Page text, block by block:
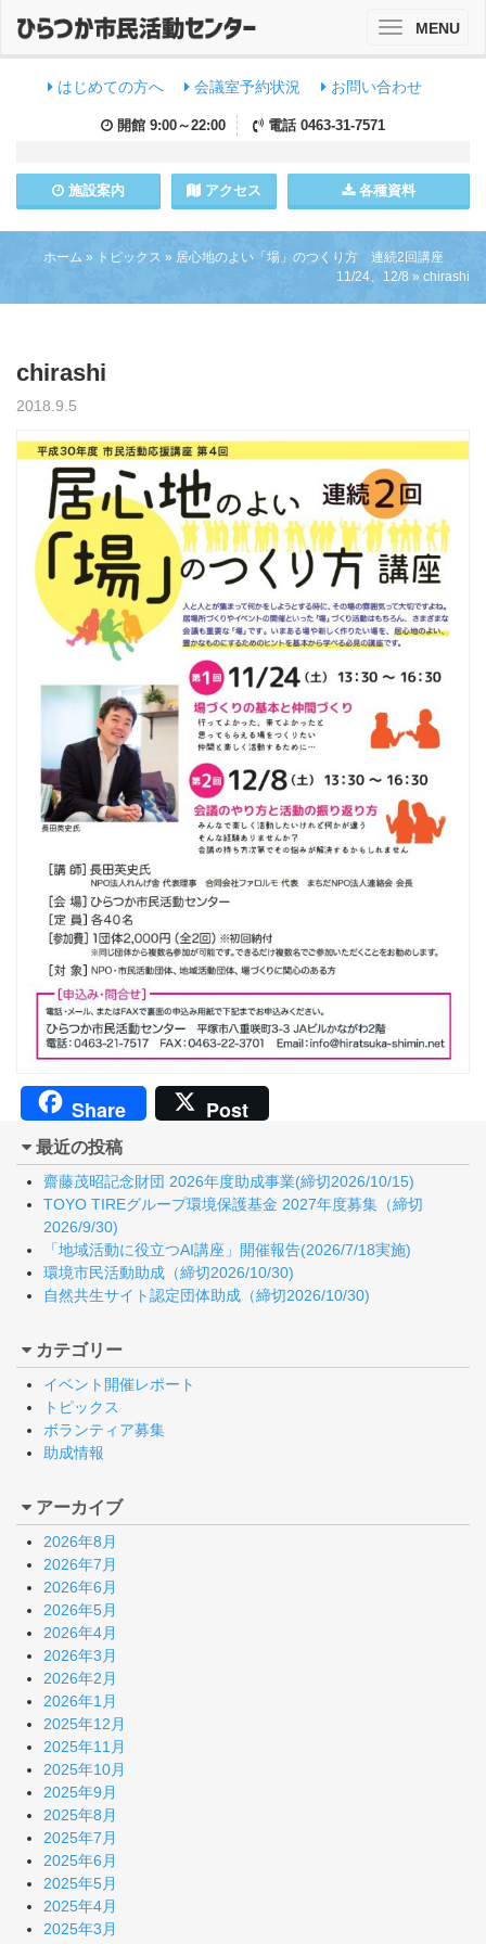
はじめての方へ 会議室予約状況 お問い合わせ
開館 9:00～22:00 電話 0463-31-7571
施設案内 アクセス 各種資料
ToggleMENU
ホーム » トピックス » 居心地のよい「場」のつくり方 連続2回講座
11/24、12/8 » chirashi
chirashi
2018.9.5
Share Post
最近の投稿
齋藤茂昭記念財団 2026年度助成事業(締切2026/10/15)
TOYO TIREグループ環境保護基金 2027年度募集（締切
2026/9/30)
「地域活動に役立つAI講座」開催報告(2026/7/18実施)
環境市民活動助成（締切2026/10/30)
自然共生サイト認定団体助成（締切2026/10/30)
カテゴリー
イベント開催レポート
トピックス
ボランティア募集
助成情報
アーカイブ
2026年8月
2026年7月
2026年6月
2026年5月
2026年4月
2026年3月
2026年2月
2026年1月
2025年12月
2025年11月
2025年10月
2025年9月
2025年8月
2025年7月
2025年6月
2025年5月
2025年4月
2025年3月